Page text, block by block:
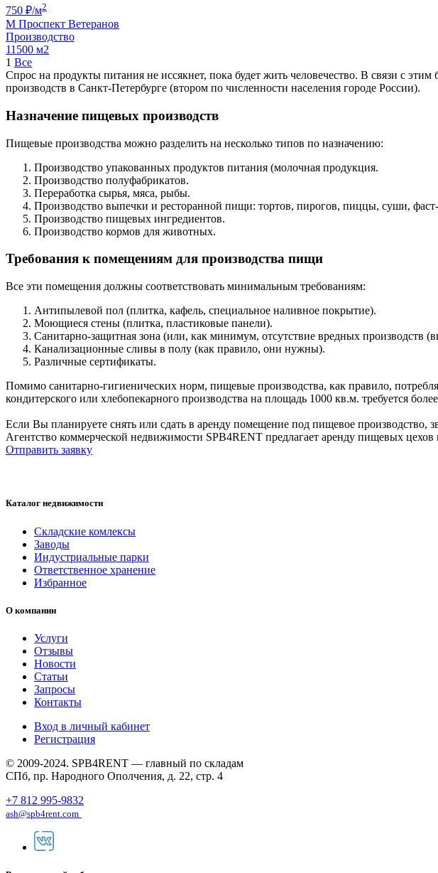
750 ₽/м2
М Проспект Ветеранов
Производство
11500 м2
1 Все
Спрос на продукты питания не иссякнет, пока будет жить человечество. В связи с
производств в Санкт-Петербурге (втором по численности населения городе России).
Назначение пищевых производств
Пищевые производства можно разделить на несколько типов по назначению:
Производство упакованных продуктов питания (молочная продукция.
Производство полуфабрикатов.
Переработка сырья, мяса, рыбы.
Производство выпечки и ресторанной пищи: тортов, пирогов, пиццы, суши,
Производство пищевых ингредиентов.
Производство кормов для животных.
Требования к помещениям для производства пищи
Все эти помещения должны соответствовать минимальным требованиям:
Антипылевой пол (плитка, кафель, специальное наливное покрытие).
Моющиеся стены (плитка, пластиковые панели).
Санитарно-защитная зона (или, как минимум, отсутствие вредных производств
Канализационные сливы в полу (как правило, они нужны).
Различные сертификаты.
Помимо санитарно-гигиенических норм, пищевые производства, как правило,
кондитерского или хлебопекарного производства на площадь 1000 кв.м. требуется
Если Вы планируете снять или сдать в аренду помещение под пищевое производство,
Агентство коммерческой недвижимости SPB4RENT предлагает аренду пищевых
Отправить заявку
Каталог недвижимости
Складские комлексы
Заводы
Индустриальные парки
Ответственное хранение
Избранное
О компании
Услуги
Отзывы
Новости
Статьи
Запросы
Контакты
Вход в личный кабинет
Регистрация
© 2009-2024. SPB4RENT — главный по складам
СПб, пр. Народного Ополчения, д. 22, стр. 4
+7 812 995-9832
ash@spb4rent.com